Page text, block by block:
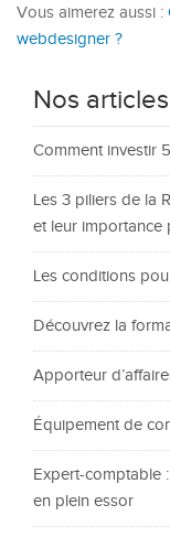
Vous aimerez aussi :
webdesigner ?
Nos
Comment investir
Les 3 piliers de la
et leur importance
Les conditions
Découvrez la
Apporteur
Équipement de
Expert-comptable
en plein essor